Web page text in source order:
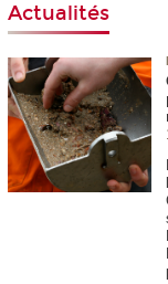
Actualités